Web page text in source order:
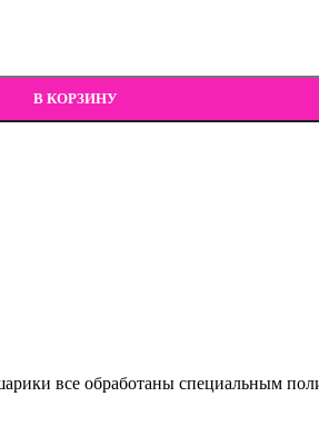
В КОРЗИНУ
все обработаны специальным